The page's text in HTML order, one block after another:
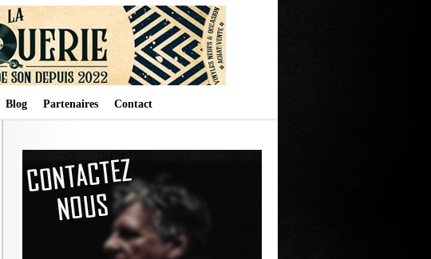
Blog Partenaires Contact